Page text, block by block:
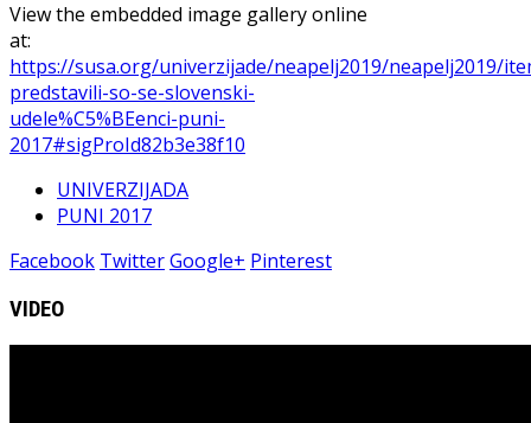
View the embedded image gallery online
at:
https://susa.org/univerzijade/neapelj2019/neapelj2019/
predstavili-so-se-slovenski-
udele%C5%BEenci-puni-
2017#sigProId82b3e38f10
UNIVERZIJADA
PUNI 2017
Facebook TwitterGoogle+ Pinterest
VIDEO